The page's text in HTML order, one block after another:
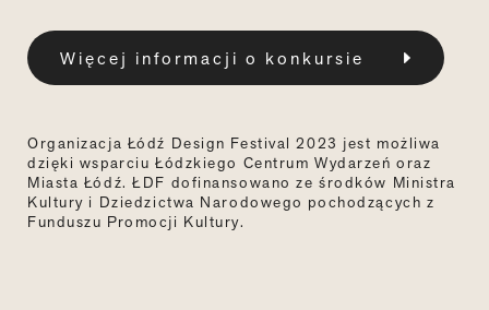
Więcej informacji o konkursie
Organizacja Łódź Design Festival 2023 jest możliwa
dzięki wsparciu Łódzkiego Centrum Wydarzeń oraz
Miasta Łódź. ŁDF dofinansowano ze środków Ministra
Kultury i Dziedzictwa Narodowego pochodzących z
Funduszu Promocji Kultury.